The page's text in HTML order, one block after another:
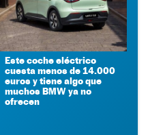
Este coche eléctrico
cuesta menos de 14.000
euros y tiene algo que
muchos BMW ya no
ofrecen